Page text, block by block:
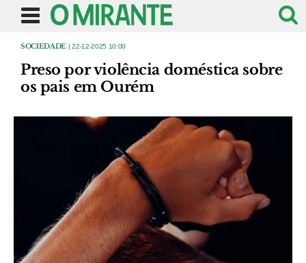
SOCIEDADE | 22-12-2025 10:00
Preso por violência doméstica sobre
os pais em Ourém